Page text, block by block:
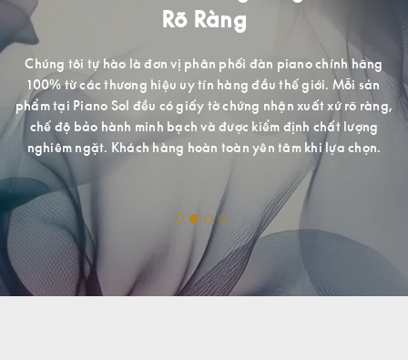
hãng
Mỗi sản
rõ ràng,
lượng
chọn.
Với mong muốn mang đến cho khách hàng tại Việt
tiếp cận những dòng sản phẩm cao cấp, chất lượng
Sol trang bị một không gian chuyên nghiệp lịch sự,
mã cho quý khách hàng hài lòng khi đến trải nghiệm
sắm.